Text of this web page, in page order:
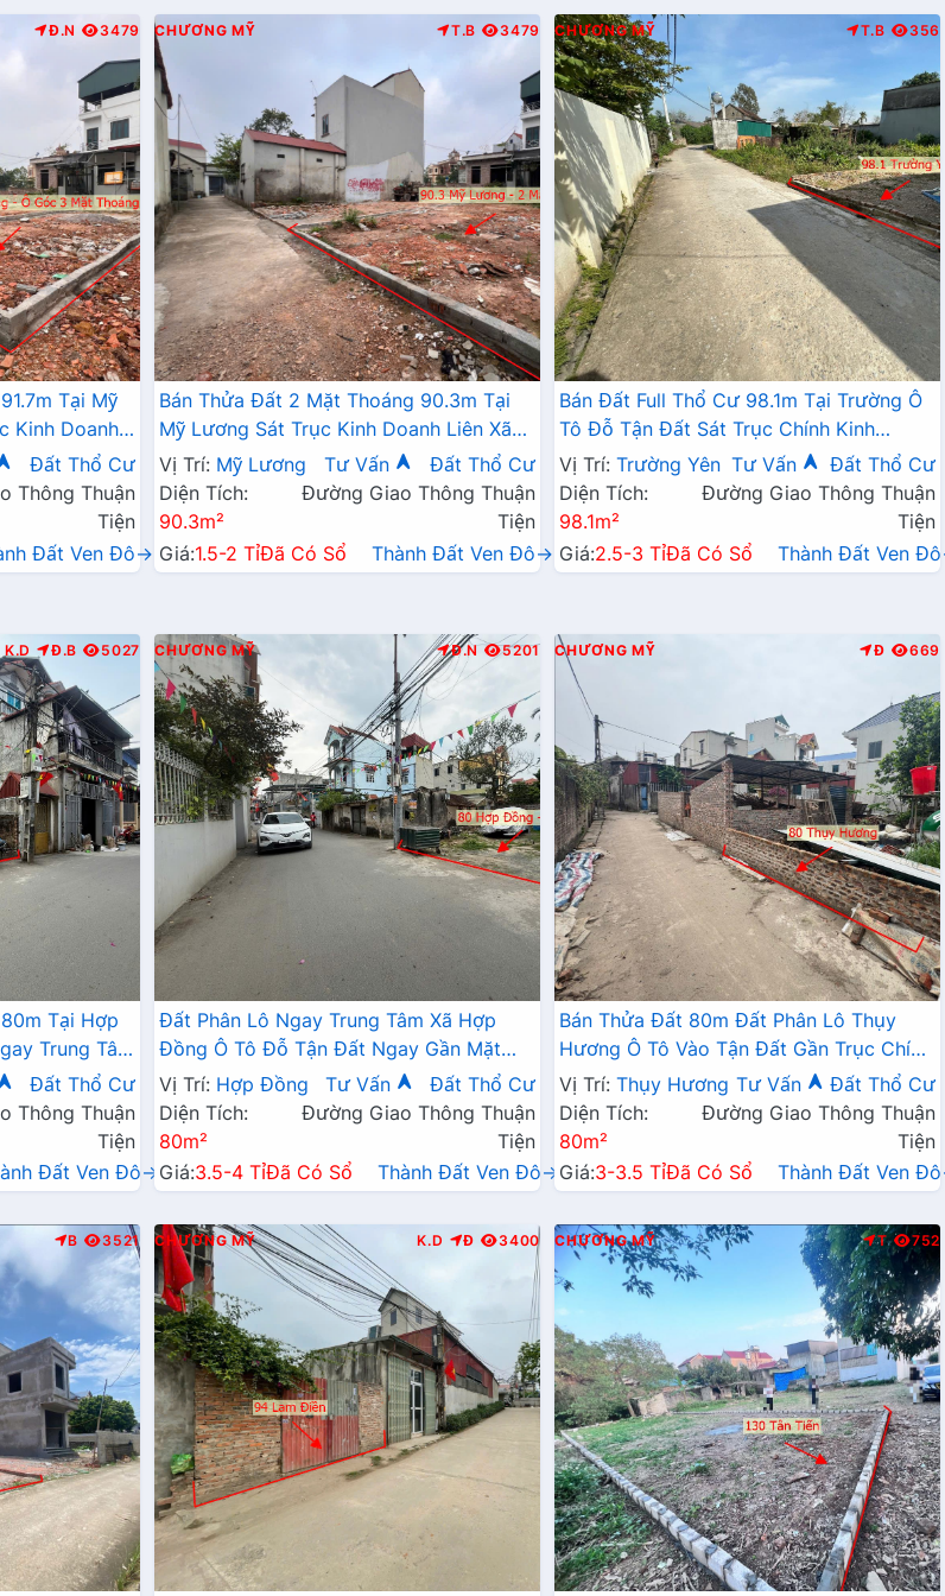
Đ.N 3479
Tại Mỹ
Kinh Doanh -
Mỹ
Đất Thổ Cư
Thông Thuận
Tiện
Đất Ven Đô→
CHƯƠNG MỸ T.B 3479
Bán Thửa Đất 2 Mặt Thoáng 90.3m Tại
Mỹ Lương Sát Trục Kinh Doanh Liên Xã
Giá Chỉ Hơn Tỷ
Vị Trí: Mỹ Lương Tư Vấn
Đất Thổ Cư
Diện Tích:
90.3m²
Đường Giao Thông Thuận
Tiện
Giá:1.5-2 TỉĐã Có Sổ Thành Đất Ven Đô→
CHƯƠNG MỸ T.B 356
Bán Đất Full Thổ Cư 98.1m Tại Trường Ô
Tô Đỗ Tận Đất Sát Trục Chính Kinh
Doanh Giá Chỉ Hơn 2 Tỷ
Vị Trí: Trường Yên Tư Vấn
Đất Thổ Cư
Diện Tích:
98.1m²
Đường Giao Thông Thuận
Tiện
Giá:2.5-3 TỉĐã Có Sổ Thành Đất Ven
K.D Đ.B 5027
Tại Hợp
Trung Tâm
Đất Thổ Cư
Thông Thuận
Tiện
Đất Ven Đô→
CHƯƠNG MỸ Đ.N 5201
Đất Phân Lô Ngay Trung Tâm Xã Hợp
Đồng Ô Tô Đỗ Tận Đất Ngay Gần Mặt
Đường Kinh Doanh TL419
Vị Trí: Hợp Đồng Tư Vấn
Đất Thổ Cư
Diện Tích:
80m²
Đường Giao Thông Thuận
Tiện
Giá:3.5-4 TỉĐã Có Sổ Thành Đất Ven Đô→
CHƯƠNG MỸ Đ 669
Bán Thửa Đất 80m Đất Phân Lô Thụy
Hương Ô Tô Vào Tận Đất Gần Trục Chính
Kinh Doanh Liên Huyện
Vị Trí: Thụy Hương Tư Vấn
Đất Thổ Cư
Diện Tích:
80m²
Đường Giao Thông Thuận
Tiện
Giá:3-3.5 TỉĐã Có Sổ Thành Đất Ven
B 3521 CHƯƠNG MỸ K.D Đ 3400 CHƯƠNG MỸ T 752